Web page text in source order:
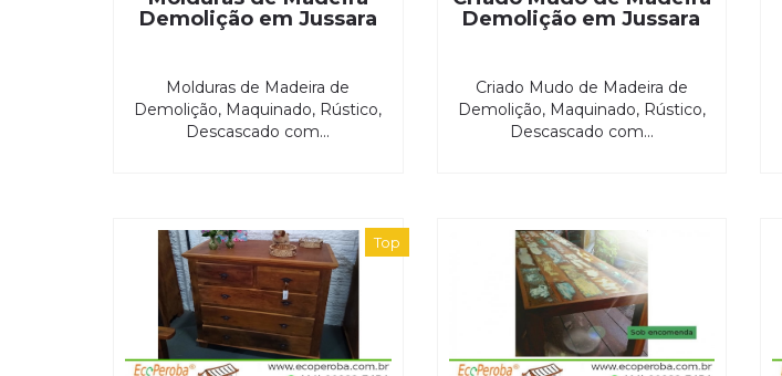
Demolição em Jussara
Molduras de Madeira de
Demolição, Maquinado, Rústico,
Descascado com...
Demolição em Jussara
Criado Mudo de Madeira de
Demolição, Maquinado, Rústico,
Descascado com...
Top